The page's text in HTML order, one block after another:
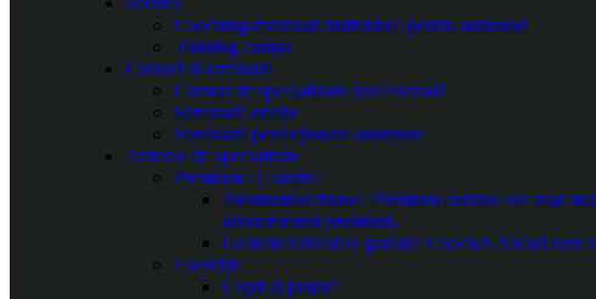
Coaching-mentorat individual pentru antrenori
Training camps
Cursuri și seminarii
Cursuri de specializare profesională
Seminarii online
Seminarii perfecționare antrenori
Articole de specialitate
Premium / Gratuite
PremiumSecțiunea Premium conține cea mai
abonamentul premium.
GratuiteArticolele gratuite Coaches Ahead sunt
Exerciții
Copii și juniori